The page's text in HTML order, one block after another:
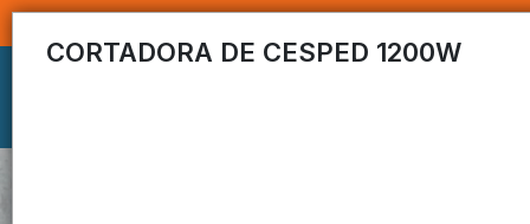
CORTADORA DE CESPED 1200W